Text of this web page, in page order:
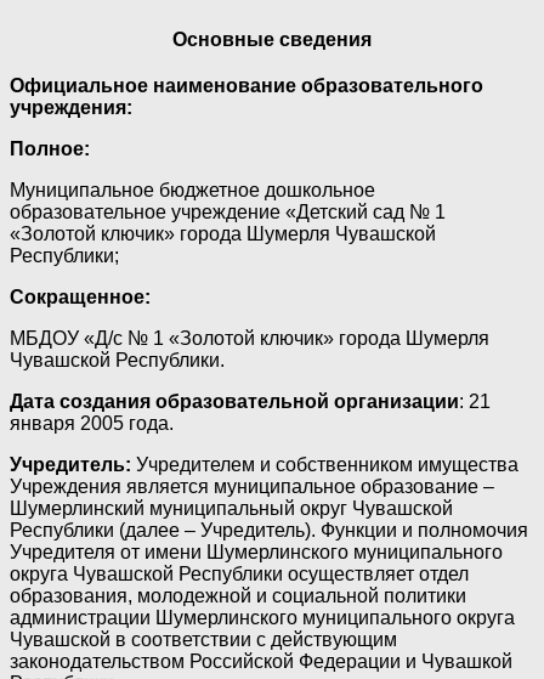
Основные сведения
Официальное наименование образовательного
учреждения:
Полное:
Муниципальное бюджетное дошкольное
образовательное учреждение «Детский сад № 1
«Золотой ключик» города Шумерля Чувашской
Республики;
Сокращенное:
МБДОУ «Д/с № 1 «Золотой ключик» города Шумерля
Чувашской Республики.
Дата создания образовательной организации: 21
января 2005 года.
Учредитель: Учредителем и собственником имущества
Учреждения является муниципальное образование –
Шумерлинский муниципальный округ Чувашской
Республики (далее – Учредитель). Функции и полномочия
Учредителя от имени Шумерлинского муниципального
округа Чувашской Республики осуществляет отдел
образования, молодежной и социальной политики
администрации Шумерлинского муниципального округа
Чувашской в соответствии с действующим
законодательством Российской Федерации и Чувашкой